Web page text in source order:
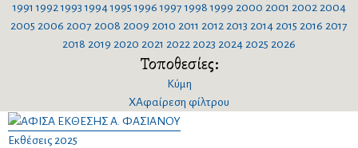
1991 1992 1993 1994 1995 1996 1997 1998 1999 2000 2001 2002 2004
2005 2006 2007 2008 2009 2010 2011 2012 2013 2014 2015 2016 2017
2018 2019 2020 2021 2022 2023 2024 2025 2026
Τοποθεσίες:
Κύμη
XΑφαίρεση φίλτρου
Εκθέσεις 2025